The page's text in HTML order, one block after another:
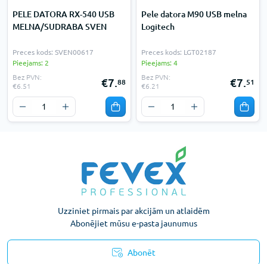
PELE DATORA RX-540 USB
MELNA/SUDRABA SVEN
Preces kods: SVEN00617
Pieejams: 2
Bez PVN:
€6.51
€7.88
Pele datora M90 USB melna
Logitech
Preces kods: LGT02187
Pieejams: 4
Bez PVN:
€6.21
€7.51
Uzziniet pirmais par akcijām un atlaidēm
Abonējiet mūsu e-pasta jaunumus
Abonēt